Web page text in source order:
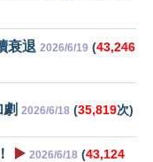
衰退 2026/6/19 (43,246
2026/6/18 (35,819次)
▶️ 2026/6/18 (43,124